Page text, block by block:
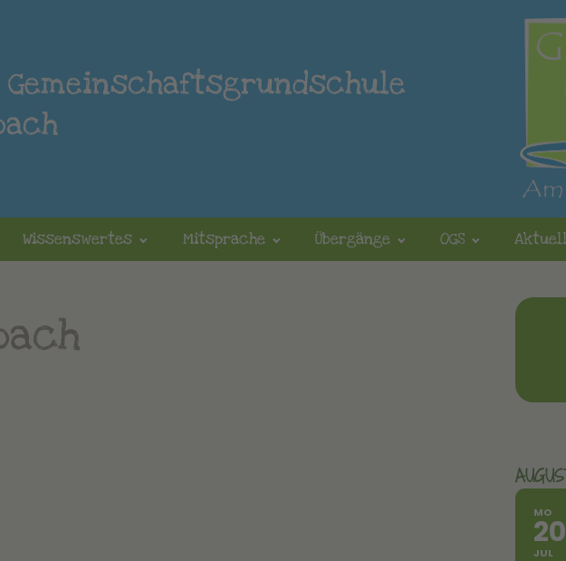
Wissenswertes Mitsprache Übergänge OGS
MO
20
JUL